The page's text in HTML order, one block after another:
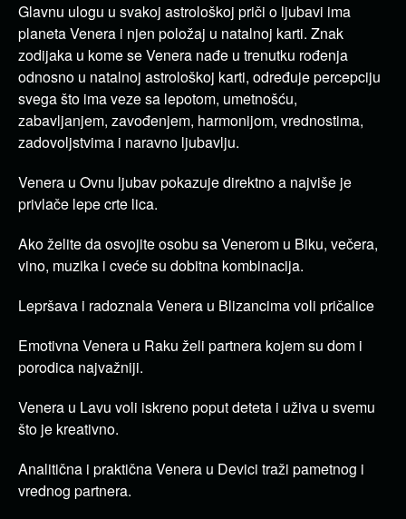
Glavnu ulogu u svakoj astrološkoj priči o ljubavi ima
planeta Venera i njen položaj u natalnoj karti. Znak
zodijaka u kome se Venera nađe u trenutku rođenja
odnosno u natalnoj astrološkoj karti, određuje percepciju
svega što ima veze sa lepotom, umetnošću,
zabavljanjem, zavođenjem, harmonijom, vrednostima,
zadovoljstvima i naravno ljubavlju.
Venera u Ovnu ljubav pokazuje direktno a najviše je
privlače lepe crte lica.
Ako želite da osvojite osobu sa Venerom u Biku, večera,
vino, muzika i cveće su dobitna kombinacija.
Lepršava i radoznala Venera u Blizancima voli pričalice
Emotivna Venera u Raku želi partnera kojem su dom i
porodica najvažniji.
Venera u Lavu voli iskreno poput deteta i uživa u svemu
što je kreativno.
Analitična i praktična Venera u Devici traži pametnog i
vrednog partnera.